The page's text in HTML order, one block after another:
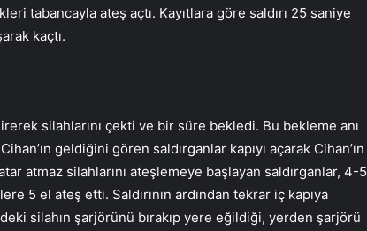
tabancayla ateş açtı. Kayıtlara göre saldırı 25 saniye
kaçtı.
silahlarını çekti ve bir süre bekledi. Bu bekleme anı
geldiğini gören saldırganlar kapıyı açarak Cihan’ın
atmaz silahlarını ateşlemeye başlayan saldırganlar, 4-5
5 el ateş etti. Saldırının ardından tekrar iç kapıya
silahın şarjörünü bırakıp yere eğildiği, yerden şarjörü